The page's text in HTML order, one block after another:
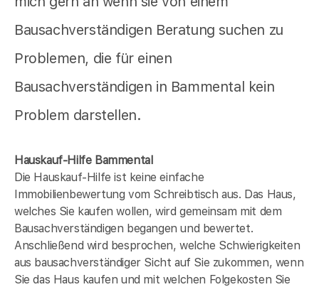
Bausachverständigen Beratung suchen zu
Problemen, die für einen
Bausachverständigen in Bammental kein
Problem darstellen.
Hauskauf-Hilfe Bammental
Die Hauskauf-Hilfe ist keine einfache
Immobilienbewertung vom Schreibtisch aus. Das Haus,
welches Sie kaufen wollen, wird gemeinsam mit dem
Bausachverständigen begangen und bewertet.
Anschließend wird besprochen, welche Schwierigkeiten
aus bausachverständiger Sicht auf Sie zukommen, wenn
Sie das Haus kaufen und mit welchen Folgekosten Sie